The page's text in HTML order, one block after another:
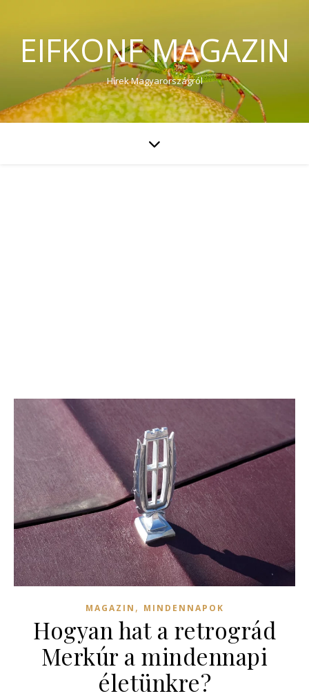
EIFKONF MAGAZIN
Hírek Magyarországról
MAGAZIN , MINDENNAPOK
Hogyan hat a retrográd
Merkúr a mindennapi
életünkre?